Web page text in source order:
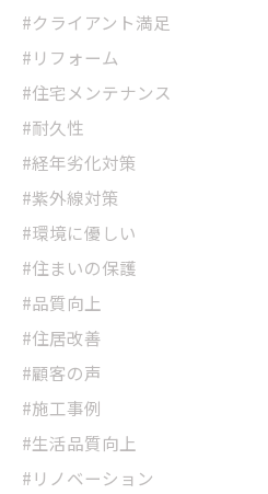
#クライアント満足
#リフォーム
#住宅メンテナンス
#耐久性
#経年劣化対策
#紫外線対策
#環境に優しい
#住まいの保護
#品質向上
#住居改善
#顧客の声
#施工事例
#生活品質向上
#リノベーション